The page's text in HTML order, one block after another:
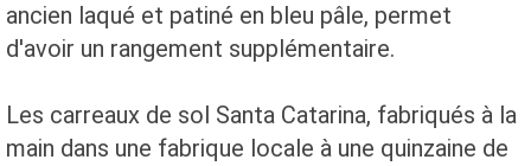
ancien laqué et patiné en bleu pâle, permet
d'avoir un rangement supplémentaire.
Les carreaux de sol Santa Catarina, fabriqués à la
main dans une fabrique locale à une quinzaine de